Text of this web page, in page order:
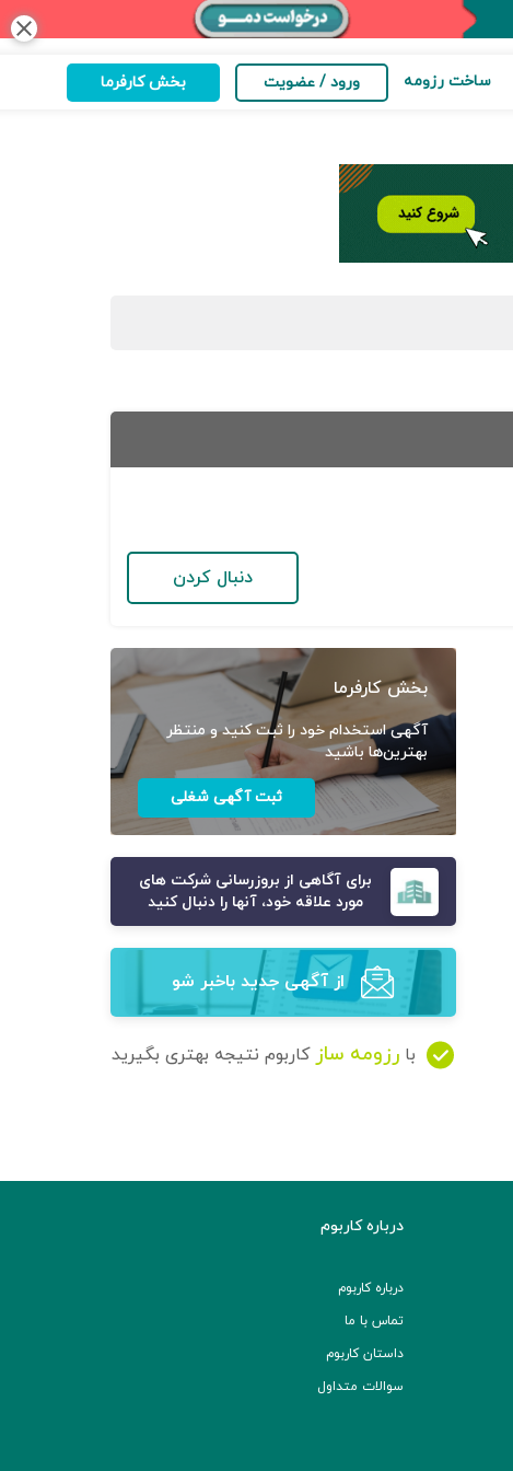
close
ساخت رزومه ورود / عضویت بخش کارفرما
دنبال کردن
بخش کارفرما
آگهی استخدام خود را ثبت کنید و منتظر
بهترین‌ها باشید
ثبت آگهی شغلی
برای آگاهی از بروزرسانی شرکت های
مورد علاقه خود، آنها را دنبال کنید
از آگهی‌ جدید باخبر شو
با رزومه ساز کاربوم نتیجه بهتری بگیرید
درباره کاربوم
درباره کاربوم
تماس با ما
داستان کاربوم
سوالات متداول